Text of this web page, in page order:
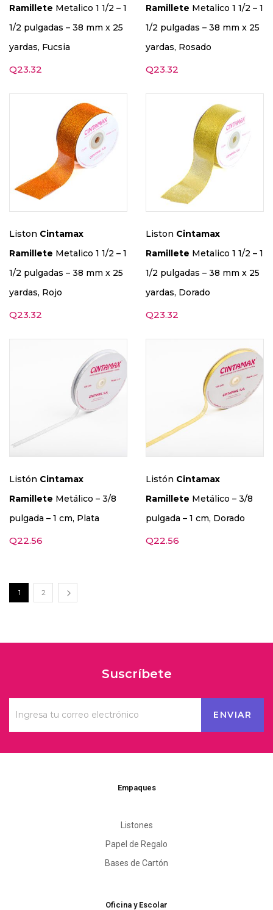
Ramillete Metalico 1 1/2 – 1
1/2 pulgadas – 38 mm x 25
yardas, Fucsia
Q23.32
Ramillete Metalico 1 1/2 – 1
1/2 pulgadas – 38 mm x 25
yardas, Rosado
Q23.32
Liston Cintamax
Ramillete Metalico 1 1/2 – 1
1/2 pulgadas – 38 mm x 25
yardas, Rojo
Q23.32
Liston Cintamax
Ramillete Metalico 1 1/2 – 1
1/2 pulgadas – 38 mm x 25
yardas, Dorado
Q23.32
Listón Cintamax
Ramillete Metálico – 3/8
pulgada – 1 cm, Plata
Q22.56
Listón Cintamax
Ramillete Metálico – 3/8
pulgada – 1 cm, Dorado
Q22.56
1 2
Suscríbete
Empaques
Listones
Papel de Regalo
Bases de Cartón
Oficina y Escolar